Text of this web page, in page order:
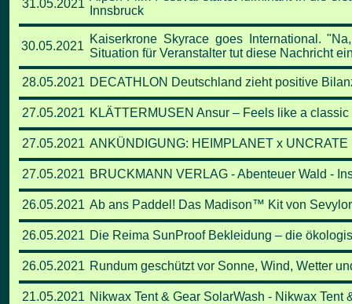
31.05.2021
Innsbruck
30.05.2021
Kaiserkrone Skyrace goes International.
Situation für Veranstalter tut diese Nachricht
28.05.2021 DECATHLON Deutschland zieht positive
27.05.2021 KLÄTTERMUSEN Ansur – Feels like a
27.05.2021 ANKÜNDIGUNG: HEIMPLANET x UNCRATE
27.05.2021 BRUCKMANN VERLAG - Abenteuer Wald -
26.05.2021 Ab ans Paddel! Das Madison™ Kit von
26.05.2021 Die Reima SunProof Bekleidung – die
26.05.2021 Rundum geschützt vor Sonne, Wind, Wetter
21.05.2021 Nikwax Tent & Gear SolarWash - Nikwax Tent